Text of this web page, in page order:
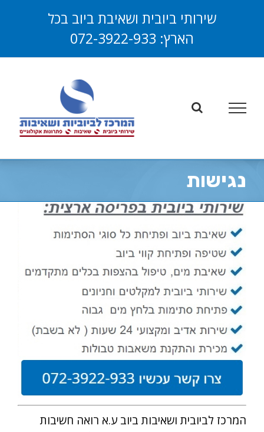
שירותי ביובית ושאיבת ביוב בכל
הארץ: 072-3922-933
נגישות
המרכז לביובית ושאיבות ביוב ע.א רואה חשיבות
פתח